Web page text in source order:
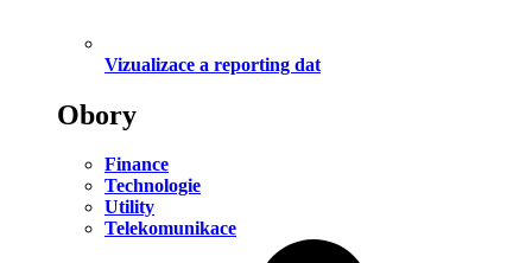
Vizualizace a reporting dat
Obory
Finance
Technologie
Utility
Telekomunikace